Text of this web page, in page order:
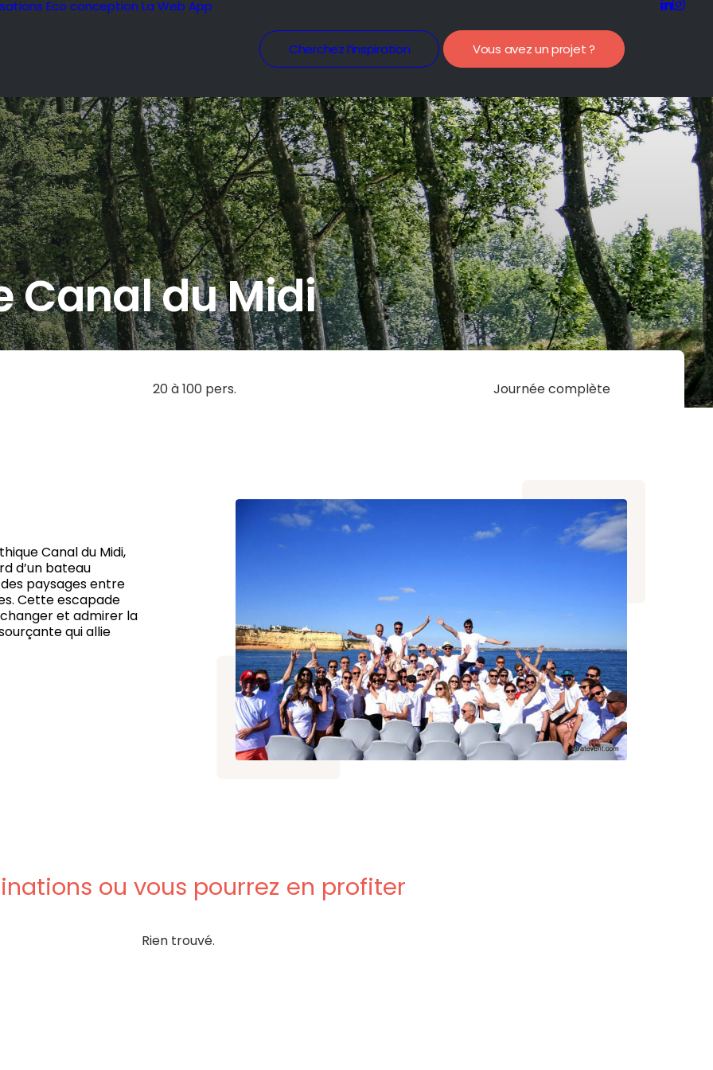
Eco conception La Web App
Cherchez l’inspiration Vous avez un projet ?
Canal du Midi
20 à 100 pers. Journée complète
Canal du Midi,
d’un bateau
paysages entre
Cette escapade
et admirer la
qui allie
ou vous pourrez en profiter
Rien trouvé.